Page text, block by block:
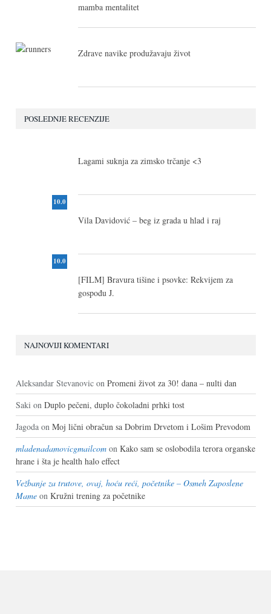
mamba mentalitet
Zdrave navike produžavaju život
POSLEDNJE RECENZIJE
Lagami suknja za zimsko trčanje <3
10.0
Vila Davidović – beg iz grada u hlad i raj
10.0
[FILM] Bravura tišine i psovke: Rekvijem za
gospođu J.
NAJNOVIJI KOMENTARI
Aleksandar Stevanovic on Promeni život za 30! dana – nulti dan
Saki on Duplo pečeni, duplo čokoladni prhki tost
Jagoda on Moj lični obračun sa Dobrim Drvetom i Lošim Prevodom
mladenadamovicgmailcom on Kako sam se oslobodila terora organske
hrane i šta je health halo effect
Vežbanje za trutove, ovaj, hoću reći, početnike – Osmeh Zaposlene
Mame on Kružni trening za početnike